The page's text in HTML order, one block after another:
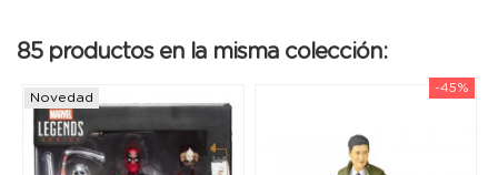
85 productos en la misma colección:
Novedad
-45%